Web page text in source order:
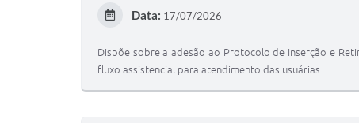
Data: 17/07/2026
Dispõe sobre a adesão ao Protocolo de Inserção e
fluxo assistencial para atendimento das usuárias.